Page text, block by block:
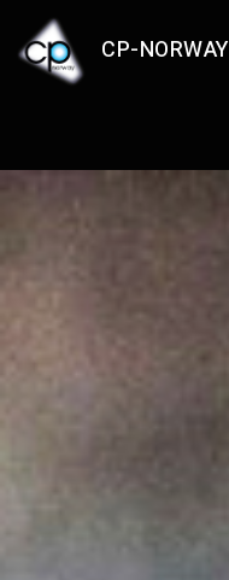
CP-NORWAY